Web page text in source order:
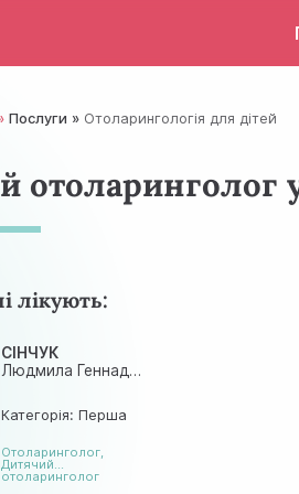
Послуги Отоларингологія для дітей
отоларинголог
лікують:
СІНЧУК
Людмила Геннадіївна
Категорія: Перша
Отоларинголог,
Дитячий
отоларинголог